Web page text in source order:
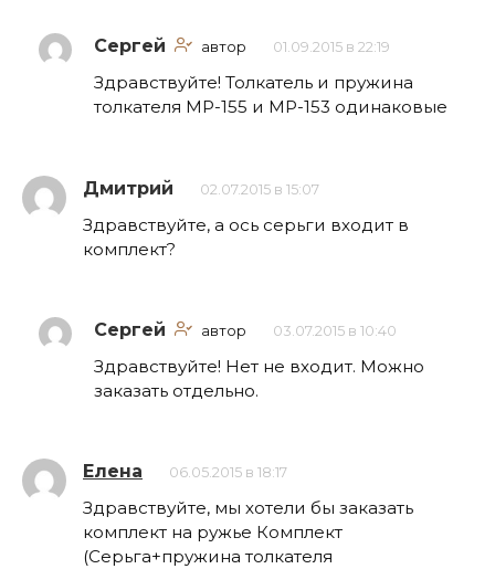
Сергей автор 01.09.2015 в 22:19
Здравствуйте! Толкатель и пружина
толкателя МР-155 и МР-153 одинаковые
Дмитрий 02.07.2015 в 15:07
Здравствуйте, а ось серьги входит в
комплект?
Сергей автор 03.07.2015 в 10:40
Здравствуйте! Нет не входит. Можно
заказать отдельно.
Елена 06.05.2015 в 18:17
Здравствуйте, мы хотели бы заказать
комплект на ружье Комплект
(Серьга+пружина толкателя